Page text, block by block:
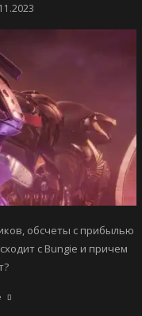
обсчеты с прибылью
с Bungie и причем